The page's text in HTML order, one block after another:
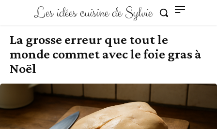
Les idées cuisine de Sylvie
La grosse erreur que tout le
monde commet avec le foie gras à
Noël